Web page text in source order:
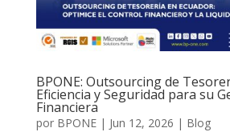
BPONE: Outsourcing de
Eficiencia y Seguridad para su
Financiera
por BPONE| Jun 12, 2026 | Blog